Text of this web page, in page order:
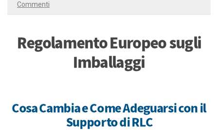
Commenti
Regolamento Europeo sugli
Imballaggi
Cosa Cambia e Come Adeguarsi con il
Supporto di RLC